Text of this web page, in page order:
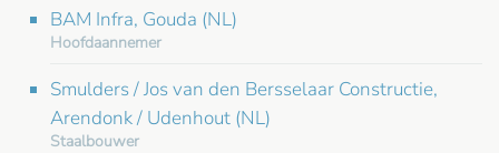
BAM Infra, Gouda (NL)
Hoofdaannemer
Smulders / Jos van den Bersselaar Constructie,
Arendonk / Udenhout (NL)
Staalbouwer